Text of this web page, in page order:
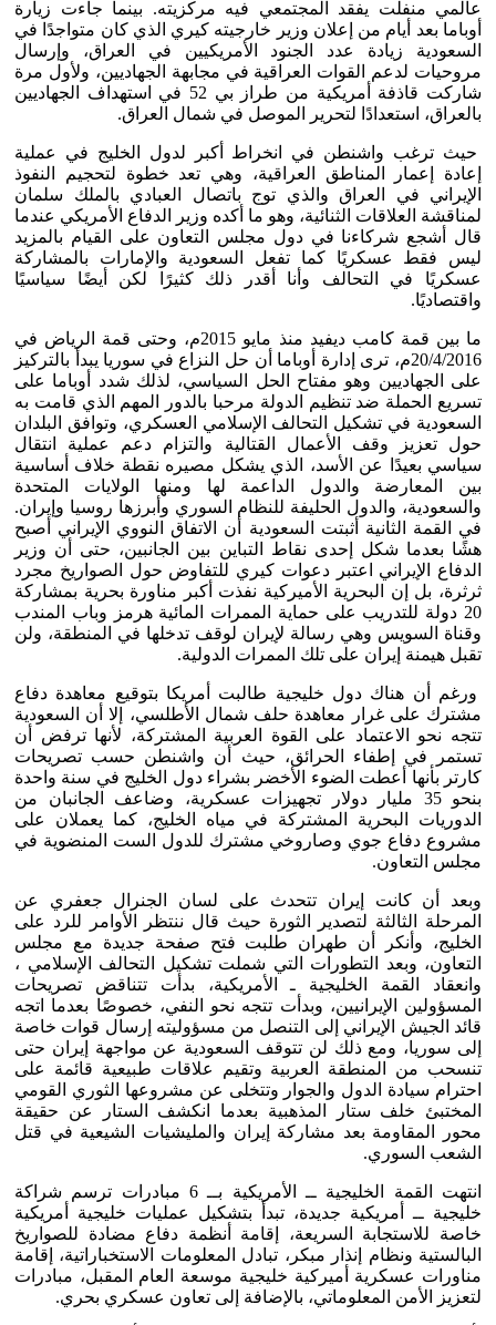
عالمي منفلت يفقد المجتمعي فيه مركزيته. بينما جاءت زيارة
أوباما بعد أيام من إعلان وزير خارجيته كيري الذي كان متواجدًا في
السعودية زيادة عدد الجنود الأمريكيين في العراق، وإرسال
مروحيات لدعم القوات العراقية في مجابهة الجهاديين، ولأول مرة
شاركت قاذفة أمريكية من طراز بي 52 في استهداف الجهاديين
بالعراق، استعدادًا لتحرير الموصل في شمال العراق.
حيث ترغب واشنطن في انخراط أكبر لدول الخليج في عملية
إعادة إعمار المناطق العراقية، وهي تعد خطوة لتحجيم النفوذ
الإيراني في العراق والذي توج باتصال العبادي بالملك سلمان
لمناقشة العلاقات الثنائية، وهو ما أكده وزير الدفاع الأمريكي عندما
قال أشجع شركاءنا في دول مجلس التعاون على القيام بالمزيد
ليس فقط عسكريًا كما تفعل السعودية والإمارات بالمشاركة
عسكريًا في التحالف وأنا أقدر ذلك كثيرًا لكن أيضًا سياسيًا
واقتصاديًا.
ما بين قمة كامب ديفيد منذ مايو 2015م، وحتى قمة الرياض في
20/4/2016م، ترى إدارة أوباما أن حل النزاع في سوريا يبدأ بالتركيز
على الجهاديين وهو مفتاح الحل السياسي، لذلك شدد أوباما على
تسريع الحملة ضد تنظيم الدولة مرحبا بالدور المهم الذي قامت به
السعودية في تشكيل التحالف الإسلامي العسكري، وتوافق البلدان
حول تعزيز وقف الأعمال القتالية والتزام دعم عملية انتقال
سياسي بعيدًا عن الأسد، الذي يشكل مصيره نقطة خلاف أساسية
بين المعارضة والدول الداعمة لها ومنها الولايات المتحدة
والسعودية، والدول الحليفة للنظام السوري وأبرزها روسيا وإيران.
في القمة الثانية أثبتت السعودية أن الاتفاق النووي الإيراني أصبح
هشًا بعدما شكل إحدى نقاط التباين بين الجانبين، حتى أن وزير
الدفاع الإيراني اعتبر دعوات كيري للتفاوض حول الصواريخ مجرد
ثرثرة، بل إن البحرية الأميركية نفذت أكبر مناورة بحرية بمشاركة
20 دولة للتدريب على حماية الممرات المائية هرمز وباب المندب
وقناة السويس وهي رسالة لإيران لوقف تدخلها في المنطقة، ولن
تقبل هيمنة إيران على تلك الممرات الدولية.
ورغم أن هناك دول خليجية طالبت أمريكا بتوقيع معاهدة دفاع
مشترك على غرار معاهدة حلف شمال الأطلسي، إلا أن السعودية
تتجه نحو الاعتماد على القوة العربية المشتركة، لأنها ترفض أن
تستمر في إطفاء الحرائق، حيث أن واشنطن حسب تصريحات
كارتر بأنها أعطت الضوء الأخضر بشراء دول الخليج في سنة واحدة
بنحو 35 مليار دولار تجهيزات عسكرية، وضاعف الجانبان من
الدوريات البحرية المشتركة في مياه الخليج، كما يعملان على
مشروع دفاع جوي وصاروخي مشترك للدول الست المنضوية في
مجلس التعاون.
وبعد أن كانت إيران تتحدث على لسان الجنرال جعفري عن
المرحلة الثالثة لتصدير الثورة حيث قال ننتظر الأوامر للرد على
الخليج، وأنكر أن طهران طلبت فتح صفحة جديدة مع مجلس
التعاون، وبعد التطورات التي شملت تشكيل التحالف الإسلامي ،
وانعقاد القمة الخليجية ـ الأمريكية، بدأت تتناقض تصريحات
المسؤولين الإيرانيين، وبدأت تتجه نحو النفي، خصوصًا بعدما اتجه
قائد الجيش الإيراني إلى التنصل من مسؤوليته إرسال قوات خاصة
إلى سوريا، ومع ذلك لن تتوقف السعودية عن مواجهة إيران حتى
تنسحب من المنطقة العربية وتقيم علاقات طبيعية قائمة على
احترام سيادة الدول والجوار وتتخلى عن مشروعها الثوري القومي
المختبئ خلف ستار المذهبية بعدما انكشف الستار عن حقيقة
محور المقاومة بعد مشاركة إيران والمليشيات الشيعية في قتل
الشعب السوري.
انتهت القمة الخليجية ــ الأمريكية بــ 6 مبادرات ترسم شراكة
خليجية ــ أمريكية جديدة، تبدأ بتشكيل عمليات خليجية أمريكية
خاصة للاستجابة السريعة، إقامة أنظمة دفاع مضادة للصواريخ
البالستية ونظام إنذار مبكر، تبادل المعلومات الاستخباراتية، إقامة
مناورات عسكرية أميركية خليجية موسعة العام المقبل، مبادرات
لتعزيز الأمن المعلوماتي، بالإضافة إلى تعاون عسكري بحري.